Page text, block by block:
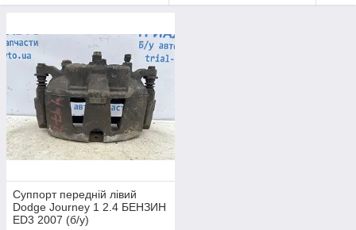
Суппорт передній лівий
Dodge Journey 1 2.4 БЕНЗИН
ED3 2007 (б/у)